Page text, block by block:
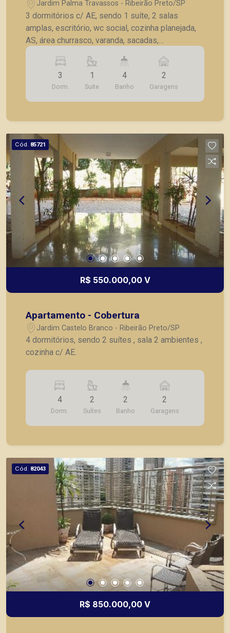
Jardim Palma Travassos - Ribeirão Preto/SP
3 dormitórios c/ AE, sendo 1 suíte, 2 salas
amplas, escritório, wc social, cozinha planejada,
AS, área churrasco, varanda, sacadas,
dependência de serviço, 2 vagas garagem.
3
Dorm.
1
Suite
4
Banho
2
Garagens
Cód. 85721
R$ 550.000,00 V
Apartamento - Cobertura
Jardim Castelo Branco - Ribeirão Preto/SP
4 dormitórios, sendo 2 suítes , sala 2 ambientes ,
cozinha c/ AE.
4
Dorm.
2
Suítes
2
Banho
2
Garagens
Cód. 82043
R$ 850.000,00 V